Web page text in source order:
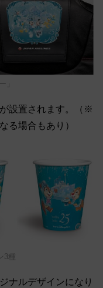
」
設置されます。（※
る場合もあり）
種
ナルデザインになり